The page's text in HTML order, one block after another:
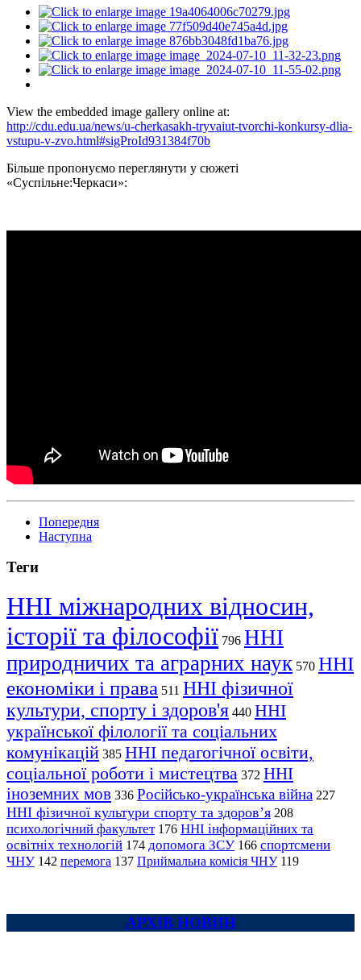
View the embedded image gallery online at:
http://cdu.edu.ua/news/u-cherkasakh-tryvaiut-tvorchi-konkursy-dlia-
vstupu-v-zvo.html#sigProId931384f70b
Більше пропонуємо переглянути у сюжеті
«Суспільне:Черкаси»:
Попередня
Наступна
Теги
ННІ міжнародних відносин,
історії та філософії 796 ННІ
природничих та аграрних наук 570 ННІ
економіки і права 511 ННІ фізичної
культури, спорту і здоров'я 440 ННІ
української філології та соціальних
комунікацій 385 ННІ педагогічної освіти,
соціальної роботи і мистецтва 372 ННІ
іноземних мов 336 Російсько-українська війна 227
ННІ фізичної культури спорту та здоров’я 208
психологічний факультет 176 ННІ інформаційних та
освітніх технологій 174 допомога ЗСУ 166 спортсмени
ЧНУ 142 перемога 137 Приймальна комісія ЧНУ 119
АРХІВ НОВИН